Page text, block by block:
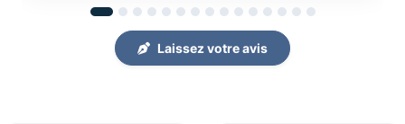
Laissez votre avis